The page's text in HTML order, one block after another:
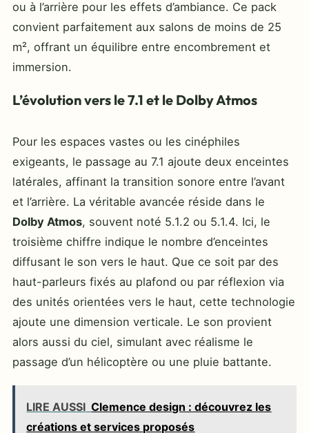
ou à l’arrière pour les effets d’ambiance. Ce pack
convient parfaitement aux salons de moins de 25
m², offrant un équilibre entre encombrement et
immersion.
L’évolution vers le 7.1 et le Dolby Atmos
Pour les espaces vastes ou les cinéphiles
exigeants, le passage au 7.1 ajoute deux enceintes
latérales, affinant la transition sonore entre l’avant
et l’arrière. La véritable avancée réside dans le
Dolby Atmos, souvent noté 5.1.2 ou 5.1.4. Ici, le
troisième chiffre indique le nombre d’enceintes
diffusant le son vers le haut. Que ce soit par des
haut-parleurs fixés au plafond ou par réflexion via
des unités orientées vers le haut, cette technologie
ajoute une dimension verticale. Le son provient
alors aussi du ciel, simulant avec réalisme le
passage d’un hélicoptère ou une pluie battante.
LIRE AUSSI Clemence design : découvrez les
créations et services proposés